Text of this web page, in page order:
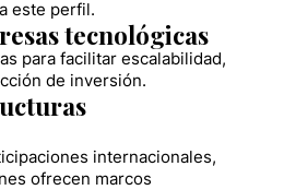
este perfil.
tecnológicas
para facilitar escalabilidad,
de inversión.
internacionales,
ofrecen marcos